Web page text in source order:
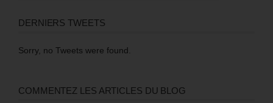
DERNIERS TWEETS
Sorry, no Tweets were found.
COMMENTEZ LES ARTICLES DU BLOG